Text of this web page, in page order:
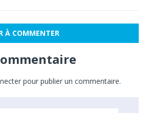
À COMMENTER
pour publier un commentaire.